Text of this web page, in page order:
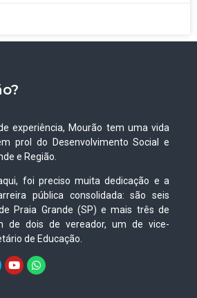
experiência, Mourão tem uma vida
prol do Desenvolvimento Social e
e Região.
foi preciso muita dedicação e a
pública consolidada: são seis
Praia Grande (SP) e mais três de
de dois de vereador, um de vice-
de Educação.